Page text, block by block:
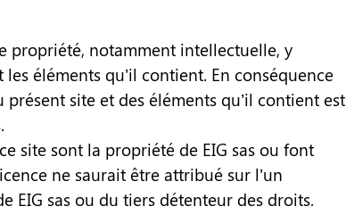
propriété, notamment intellectuelle, y
éléments qu’il contient. En conséquence
site et des éléments qu’il contient est
site sont la propriété de EIG sas ou font
ne saurait être attribué sur l’un
EIG sas ou du tiers détenteur des droits.